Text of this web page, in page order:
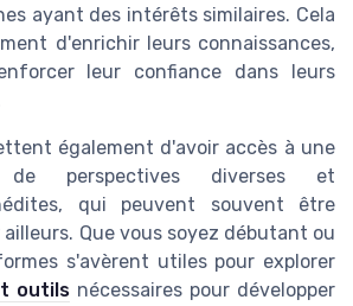
ayant des intérêts similaires. Cela
d'enrichir leurs connaissances,
leur confiance dans leurs
également d'avoir accès à une
perspectives diverses et
qui peuvent souvent être
Que vous soyez débutant ou
s'avèrent utiles pour explorer
outils nécessaires pour développer